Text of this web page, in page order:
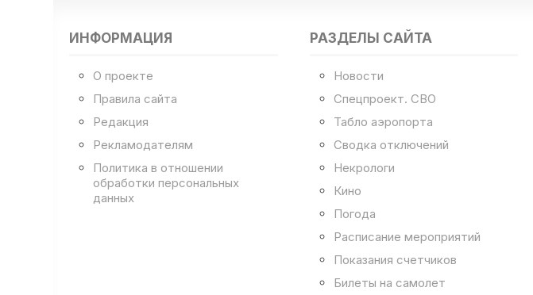
ИНФОРМАЦИЯ
О проекте
Правила сайта
Редакция
Рекламодателям
Политика в отношении
обработки персональных
данных
РАЗДЕЛЫ САЙТА
Новости
Спецпроект. СВО
Табло аэропорта
Сводка отключений
Некрологи
Кино
Погода
Расписание мероприятий
Показания счетчиков
Билеты на самолет